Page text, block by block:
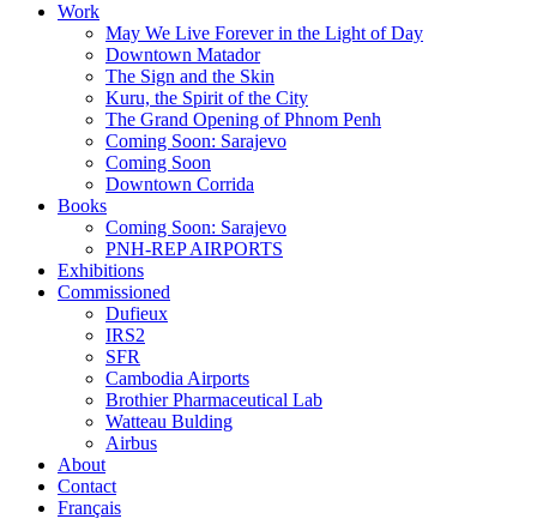
Work
May We Live Forever in the Light of Day
Downtown Matador
The Sign and the Skin
Kuru, the Spirit of the City
The Grand Opening of Phnom Penh
Coming Soon: Sarajevo
Coming Soon
Downtown Corrida
Books
Coming Soon: Sarajevo
PNH-REP AIRPORTS
Exhibitions
Commissioned
Dufieux
IRS2
SFR
Cambodia Airports
Brothier Pharmaceutical Lab
Watteau Bulding
Airbus
About
Contact
Français